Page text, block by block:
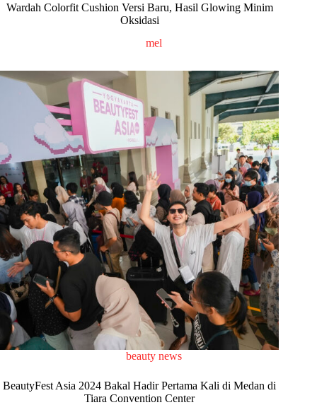
Wardah Colorfit Cushion Versi Baru, Hasil Glowing Minim
Oksidasi
mel
beauty news
BeautyFest Asia 2024 Bakal Hadir Pertama Kali di Medan di
Tiara Convention Center